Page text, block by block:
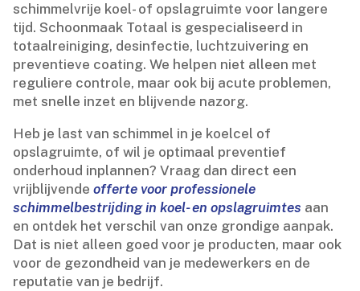
schimmelvrije koel- of opslagruimte voor langere
tijd.​ Schoonmaak Totaal is gespecialiseerd in
totaalreiniging, desinfectie, luchtzuivering en
preventieve coating.​ We helpen niet alleen met
reguliere controle, maar ook bij acute problemen,
met snelle inzet en blijvende nazorg.​
Heb je last van schimmel in je koelcel of
opslagruimte, of wil je optimaal preventief
onderhoud inplannen? Vraag dan direct een
vrijblijvendeofferte voor professionele
schimmelbestrijding in koel- en opslagruimtes aan
en ontdek het verschil van onze grondige aanpak.​
Dat is niet alleen goed voor je producten, maar ook
voor de gezondheid van je medewerkers en de
reputatie van je bedrijf.​